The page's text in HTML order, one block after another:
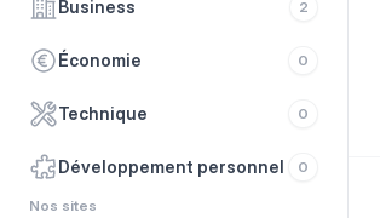
business 2
économie 0
technique 0
développement personnel 0
Nos sites